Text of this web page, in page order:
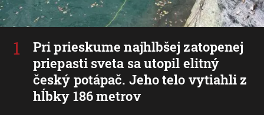
Pri prieskume najhlbšej zatopenej
priepasti sveta sa utopil elitný
český potápač. Jeho telo vytiahli z
hĺbky 186 metrov